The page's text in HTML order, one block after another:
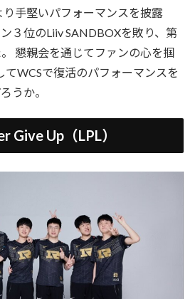
手堅いパフォーマンスを披露
３位のLiiv SANDBOXを敗り、第
懇親会を通じてファンの心を掴
WCSで復活のパフォーマンスを
うか。
Give Up（LPL）